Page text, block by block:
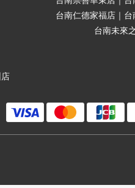
台南仁德家福店｜
台南未來